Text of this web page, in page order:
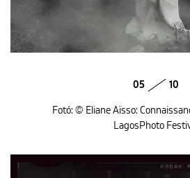
05 10
Fotó: © Eliane Aïsso:
LagosPhoto